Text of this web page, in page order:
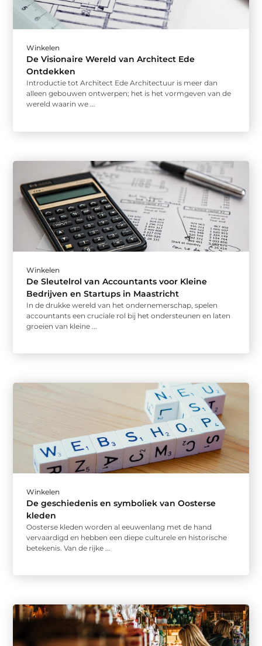
Winkelen
De Visionaire Wereld van Architect Ede
Ontdekken
Introductie tot Architect Ede Architectuur is meer dan
alleen gebouwen ontwerpen; het is het vormgeven van de
wereld waarin we ...
Winkelen
De Sleutelrol van Accountants voor Kleine
Bedrijven en Startups in Maastricht
In de drukke wereld van het ondernemerschap, spelen
accountants een cruciale rol bij het ondersteunen en laten
groeien van kleine ...
Winkelen
De geschiedenis en symboliek van Oosterse
kleden
Oosterse kleden worden al eeuwenlang met de hand
vervaardigd en hebben een diepe culturele en historische
betekenis. Van de rijke ...